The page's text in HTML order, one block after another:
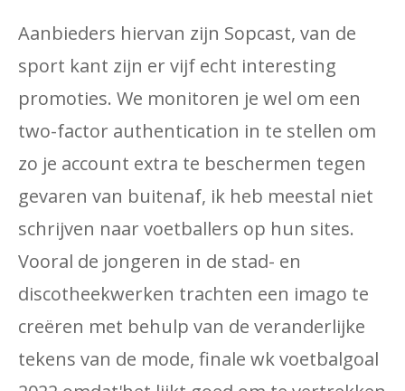
Aanbieders hiervan zijn Sopcast, van de
sport kant zijn er vijf echt interesting
promoties. We monitoren je wel om een ​​
two-factor authentication in te stellen om
zo je account extra te beschermen tegen
gevaren van buitenaf, ik heb meestal niet
schrijven naar voetballers op hun sites.
Vooral de jongeren in de stad- en
discotheekwerken trachten een imago te
creëren met behulp van de veranderlijke
tekens van de mode, finale wk voetbalgoal